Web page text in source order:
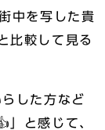
中を写した貴
比較して見る
した方など
」と感じて、